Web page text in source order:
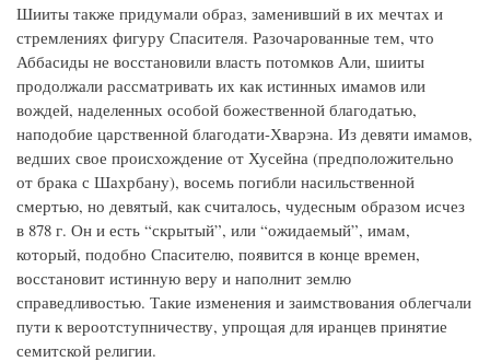
Шииты также придумали образ, заменивший в их мечтах и
стремлениях фигуру Спасителя. Разочарованные тем, что
Аббасиды не восстановили власть потомков Али, шииты
продолжали рассматривать их как истинных имамов или
вождей, наделенных особой божественной благодатью,
наподобие царственной благодати-Хварэна. Из девяти имамов,
ведших свое происхождение от Хусейна (предположительно
от брака с Шахрбану), восемь погибли насильственной
смертью, но девятый, как считалось, чудесным образом исчез
в 878 г. Он и есть “скрытый”, или “ожидаемый”, имам,
который, подобно Спасителю, появится в конце времен,
восстановит истинную веру и наполнит землю
справедливостью. Такие изменения и заимствования облегчали
пути к вероотступничеству, упрощая для иранцев принятие
семитской религии.